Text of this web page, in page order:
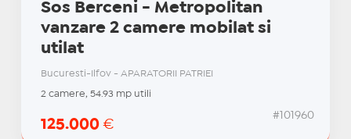
Sos Berceni - Metropolitan
vanzare 2 camere mobilat si
utilat
Bucuresti-Ilfov - APARATORII PATRIEI
2 camere, 54.93 mp utili
125.000 €
#101960